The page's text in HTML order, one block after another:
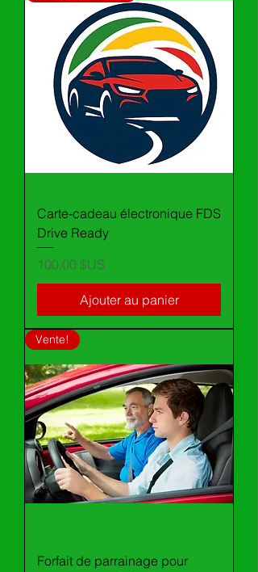
Carte-cadeau électronique FDS
Drive Ready
Prix
100,00 $US
Ajouter au panier
Vente!
Forfait de parrainage pour